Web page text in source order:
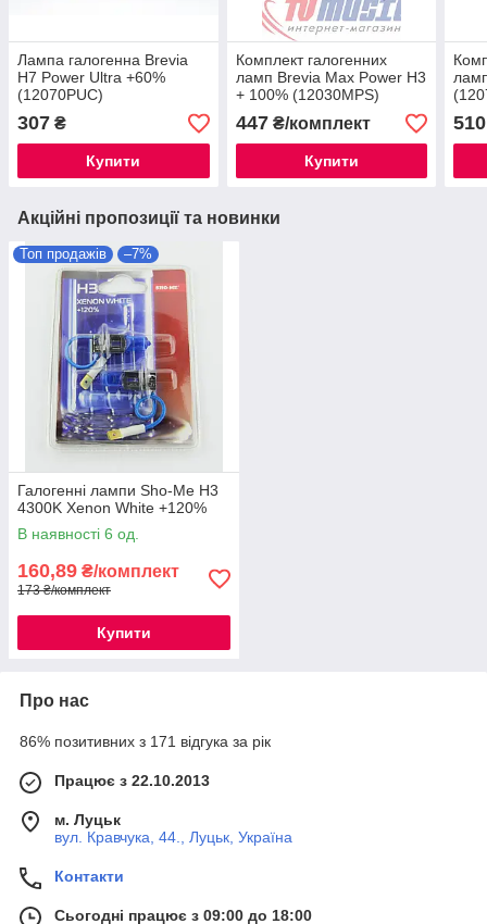
Лампа галогенна Brevia
H7 Power Ultra +60%
(12070PUC)
307 ₴
Купити
Комплект галогенних
ламп Brevia Max Power H3
+ 100% (12030MPS)
447₴/комплект
Купити
510
Акційні пропозиції та новинки
Топ продажів –7%
Галогенні лампи Sho-Me H3
4300K Xenon White +120%
В наявності 6 од.
160,89 ₴/комплект
173 ₴/комплект
Купити
Про нас
86% позитивних з 171 відгука за рік
Працює з 22.10.2013
м. Луцьк
вул. Кравчука, 44., Луцьк, Україна
Контакти
Сьогодні працює з 09:00 до 18:00